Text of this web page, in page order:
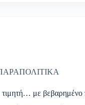
με βεβαρημένο